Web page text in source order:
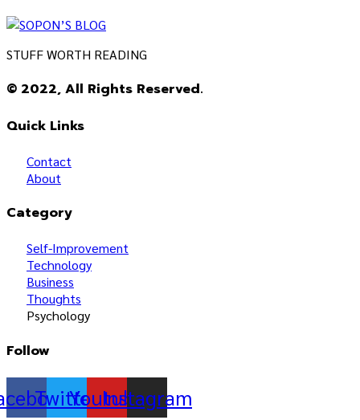
STUFF WORTH READING
© 2022, All Rights Reserved.
Quick Links
Contact
About
Category
Self-Improvement
Technology
Business
Thoughts
Psychology
Follow
TwitterYoutube
Instagram